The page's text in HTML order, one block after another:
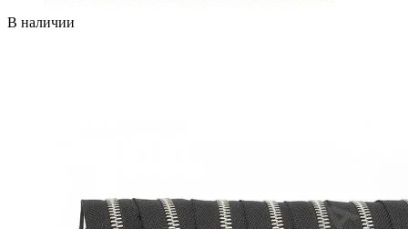
В наличии